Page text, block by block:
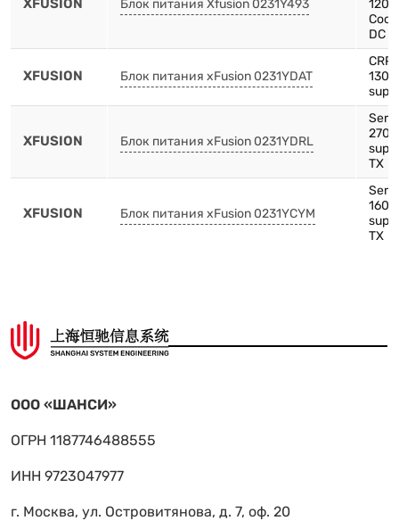
Блок питания Xfusion 0231Y493
DC
XFUSION Блок питания xFusion 0231YDAT
XFUSION Блок питания xFusion 0231YDRL
TX
XFUSION Блок питания xFusion 0231YCYM
TX
ООО «ШАНСИ»
ОГРН 1187746488555
ИНН 9723047977
г. Москва, ул. Островитянова, д. 7, оф. 20